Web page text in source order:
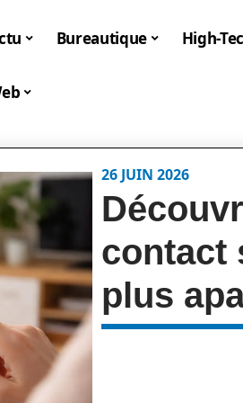
Bureautique High-
26 JUIN 2026
contact
plus